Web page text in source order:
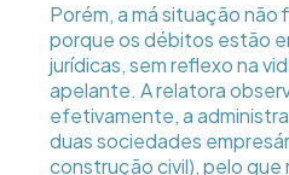
Porém, a má situação não
porque os débitos estão
jurídicas, sem reflexo na
apelante. A relatora
efetivamente, a
duas sociedades
construção civil), pelo